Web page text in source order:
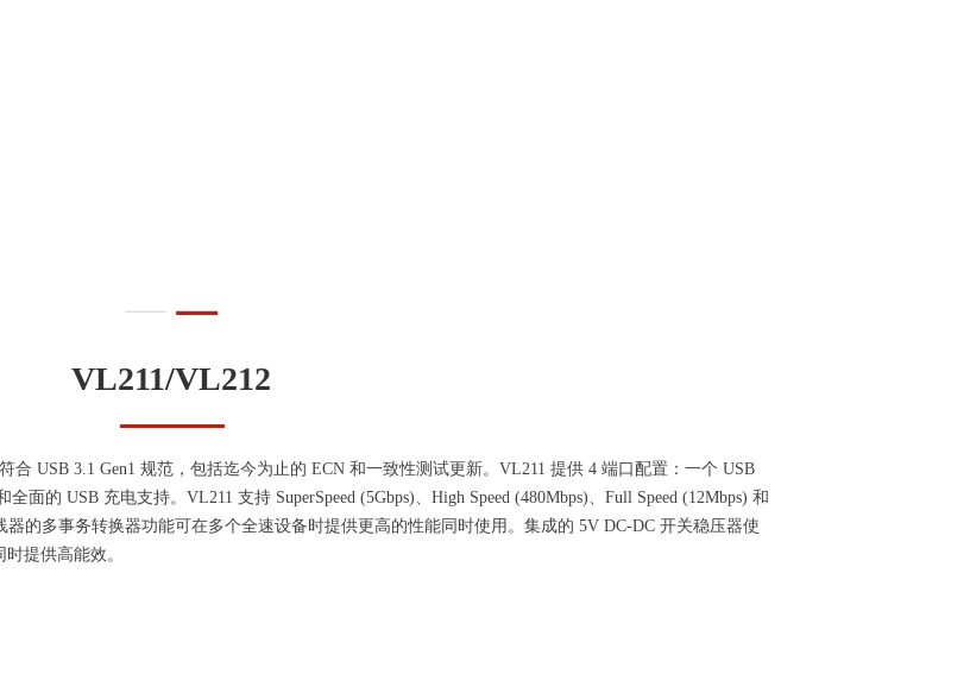
VL211/VL212
合 USB 3.1 Gen1 规范，包括迄今为止的 ECN 和一致性测试更新。VL211 提供 4 端口配置：一个 USB
的 USB 充电支持。VL211 支持 SuperSpeed (5Gbps)、High Speed (480Mbps)、Full Speed (12Mbps) 和
器的多事务转换器功能可在多个全速设备时提供更高的性能同时使用。集成的 5V DC-DC 开关稳压器使
提供高能效。